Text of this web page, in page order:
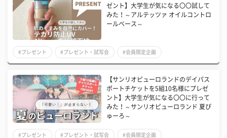
ゼント】大学生が気になる〇〇試して
みた！～アルテッツァ オイルコントロ
ールベース～
#プレゼント #プレゼント・試写会 #会員限定企画
【サンリオピューロランドのデイパス
ポートチケットを5組10名様にプレゼ
ント】大学生が気になる〇〇に行って
みた！～サンリオピューロランド 夏ぴ
ゅーろ～
#プレゼント #プレゼント・試写会 #会員限定企画